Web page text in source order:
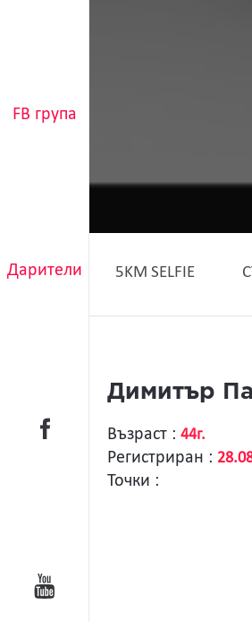
FB група
Дарители 5KM SELFIE
Димитър
Възраст : 44г.
Регистриран :
Точки :